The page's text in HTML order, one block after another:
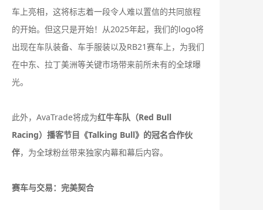
车上亮相，这将标志着一段令人难以置信的共同旅程
的开始。但这只是开始！从2025年起，我们的logo将
出现在车队装备、车手服装以及RB21赛车上，为我们
在中东、拉丁美洲等关键市场带来前所未有的全球曝
光。
此外，AvaTrade将成为红牛车队（Red Bull
Racing）播客节目《Talking Bull》的冠名合作伙
伴，为全球粉丝带来独家内幕和幕后内容。
赛车与交易：完美契合